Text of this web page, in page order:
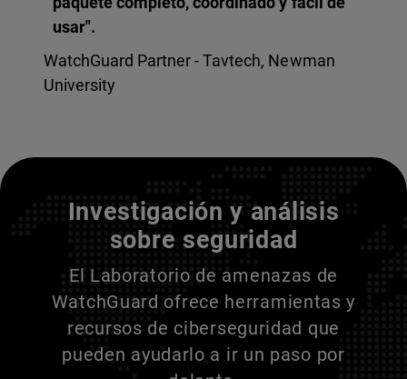
usar".
WatchGuard Partner - Tavtech, Newman
University
Investigación y análisis
sobre seguridad
El Laboratorio de amenazas de
WatchGuard ofrece herramientas y
recursos de ciberseguridad que
pueden ayudarlo a ir un paso por